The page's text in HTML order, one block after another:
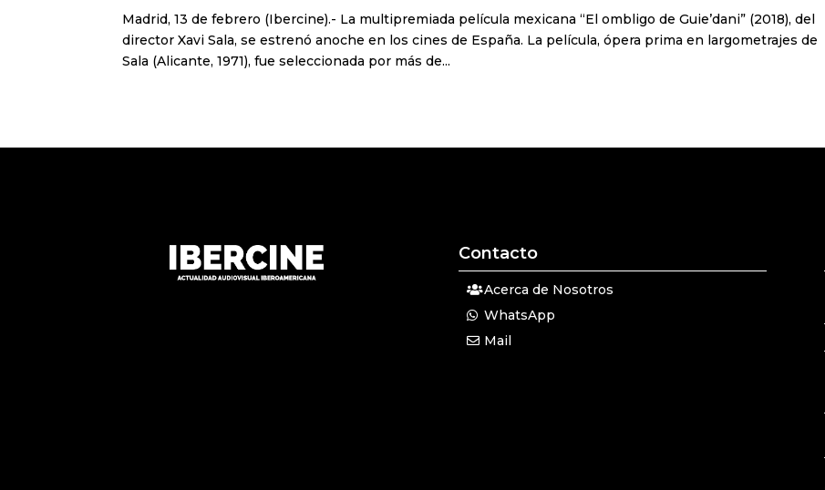
Madrid, 13 de febrero (Ibercine).- La multipremiada película mexicana “El ombligo de Guie’dani” (2018), del
director Xavi Sala, se estrenó anoche en los cines de España. La película, ópera prima en largometrajes de
Sala (Alicante, 1971), fue seleccionada por más de...
Contacto
Acerca de Nosotros
WhatsApp
Mail